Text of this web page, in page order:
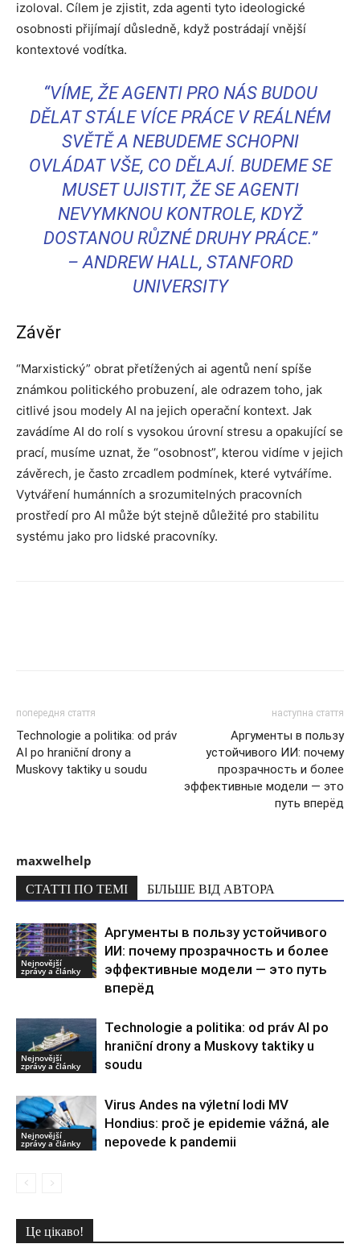
izoloval. Cílem je zjistit, zda agenti tyto ideologické
osobnosti přijímají důsledně, když postrádají vnější
kontextové vodítka.
“VÍME, ŽE AGENTI PRO NÁS BUDOU
DĚLAT STÁLE VÍCE PRÁCE V REÁLNÉM
SVĚTĚ A NEBUDEME SCHOPNI
OVLÁDAT VŠE, CO DĚLAJÍ. BUDEME SE
MUSET UJISTIT, ŽE SE AGENTI
NEVYMKNOU KONTROLE, KDYŽ
DOSTANOU RŮZNÉ DRUHY PRÁCE.”
– ANDREW HALL, STANFORD
UNIVERSITY
Závěr
“Marxistický” obrat přetížených ai agentů není spíše
známkou politického probuzení, ale odrazem toho, jak
citlivé jsou modely AI na jejich operační kontext. Jak
zavádíme AI do rolí s vysokou úrovní stresu a opakující se
prací, musíme uznat, že “osobnost”, kterou vidíme v jejich
závěrech, je často zrcadlem podmínek, které vytváříme.
Vytváření humánních a srozumitelných pracovních
prostředí pro AI může být stejně důležité pro stabilitu
systému jako pro lidské pracovníky.
попередня стаття
Technologie a politika: od práv
AI po hraniční drony a
Muskovy taktiky u soudu
наступна стаття
Аргументы в пользу
устойчивого ИИ: почему
прозрачность и более
эффективные модели — это
путь вперёд
maxwelhelp
СТАТТІ ПО ТЕМІ БІЛЬШЕ ВІД АВТОРА
Nejnovější
zprávy a články
Аргументы в пользу устойчивого
ИИ: почему прозрачность и более
эффективные модели — это путь
вперёд
Nejnovější
zprávy a články
Technologie a politika: od práv AI po
hraniční drony a Muskovy taktiky u
soudu
Nejnovější
zprávy a články
Virus Andes na výletní lodi MV
Hondius: proč je epidemie vážná, ale
nepovede k pandemii
Це цікаво!